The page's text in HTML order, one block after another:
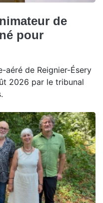
de
pour
aéré de Reignier-Ésery
2026 par le tribunal